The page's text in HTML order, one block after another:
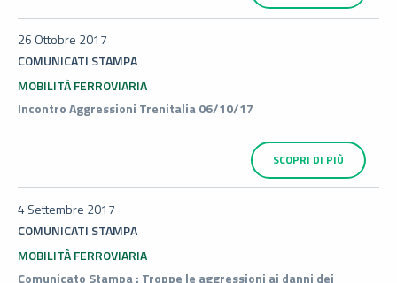
26 Ottobre 2017
COMUNICATI STAMPA
MOBILITÀ FERROVIARIA
Incontro Aggressioni Trenitalia 06/10/17
SCOPRI DI PIÙ
4 Settembre 2017
COMUNICATI STAMPA
MOBILITÀ FERROVIARIA
Comunicato Stampa : Troppe le aggressioni ai danni dei